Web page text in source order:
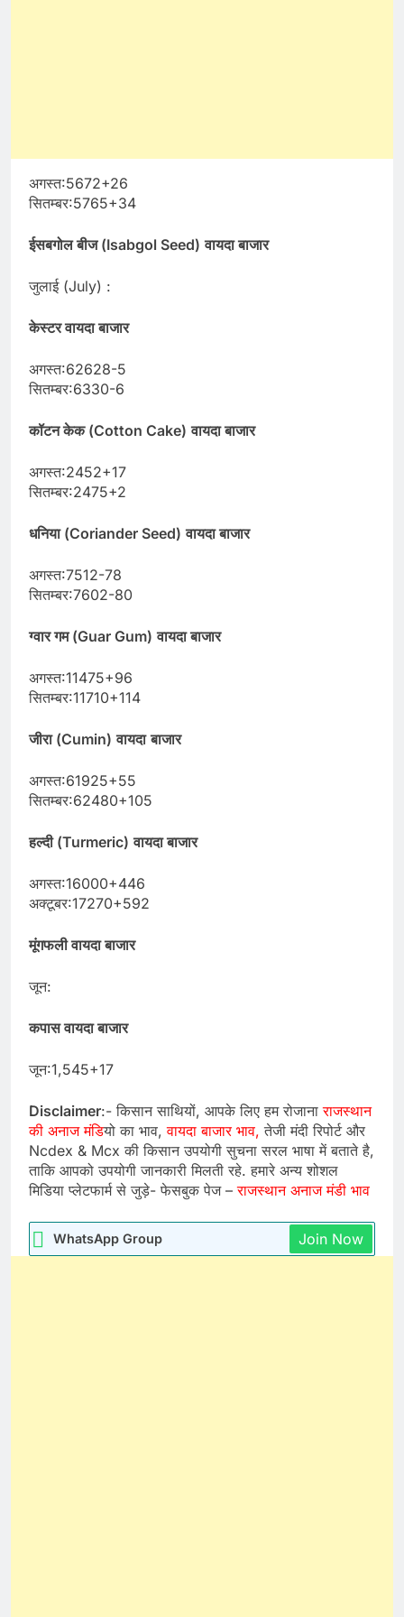
अगस्त:5672+26
सितम्बर:5765+34
ईसबगोल बीज (Isabgol Seed) वायदा बाजार
जुलाई (July) :
केस्टर वायदा बाजार
अगस्त:62628-5
सितम्बर:6330-6
कॉटन केक (Cotton Cake) वायदा बाजार
अगस्त:2452+17
सितम्बर:2475+2
धनिया (Coriander Seed) वायदा बाजार
अगस्त:7512-78
सितम्बर:7602-80
ग्वार गम (Guar Gum) वायदा बाजार
अगस्त:11475+96
सितम्बर:11710+114
जीरा (Cumin) वायदा बाजार
अगस्त:61925+55
सितम्बर:62480+105
हल्दी (Turmeric) वायदा बाजार
अगस्त:16000+446
अक्टूबर:17270+592
मूंगफली वायदा बाजार
जून:
कपास वायदा बाजार
जून:1,545+17
Disclaimer:- किसान साथियों, आपके लिए हम रोजानाराजस्थान
की अनाज मंडियो का भाव, वायदा बाजार भाव, तेजी मंदी रिपोर्ट और
Ncdex & Mcx की किसान उपयोगी सुचना सरल भाषा में बताते है,
ताकि आपको उपयोगी जानकारी मिलती रहे. हमारे अन्य शोशल
मिडिया प्लेटफार्म से जुड़े- फेसबुक पेज –राजस्थान अनाज मंडी भाव
WhatsApp Group Join Now